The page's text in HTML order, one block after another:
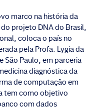
marco na história da
projeto DNA do Brasil,
coloca o país no
pela Profa. Lygia da
São Paulo, em parceria
diagnóstica da
de computação em
tem como objetivo
com dados